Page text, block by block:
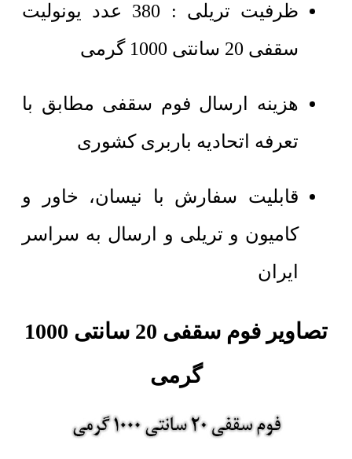
ظرفیت تریلی : 380 عدد یونولیت
سقفی 20 سانتی 1000 گرمی
هزینه ارسال فوم سقفی مطابق با
تعرفه اتحادیه باربری کشوری
قابلیت سفارش با نیسان، خاور و
کامیون و تریلی و ارسال به سراسر
ایران
تصاویر فوم سقفی 20 سانتی 1000
گرمی